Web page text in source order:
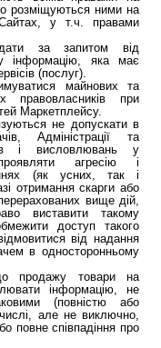
розміщуються ними на
у т.ч. правами
за запитом від
інформацію, яка має
(послуг).
майнових та
правовласників при
Маркетплейсу.
не допускати в
Адміністрації та
і висловлювань у
агресію і
(як усних, так і
отримання скарги або
вище дій,
виставити такому
доступ такого
від надання
в односторонньому
продажу товари на
інформацію, не
(повністю або
але не виключно,
повне співпадіння про